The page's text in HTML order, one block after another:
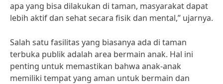
apa yang bisa dilakukan di taman, masyarakat dapat
lebih aktif dan sehat secara fisik dan mental,” ujarnya.
Salah satu fasilitas yang biasanya ada di taman
terbuka publik adalah area bermain anak. Hal ini
penting untuk memastikan bahwa anak-anak
memiliki tempat yang aman untuk bermain dan